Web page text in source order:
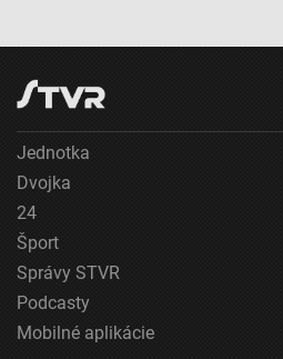
Špeciálne funkcie IAB:
Používanie presných údajov o
polohe
Identifikácia zariadení na základe
vyžiadaných informácií
Nevyhnutné
Výkonostné
Funkčné
Jednotka
Dvojka
24
Šport
Správy STVR
Podcasty
Mobilné aplikácie